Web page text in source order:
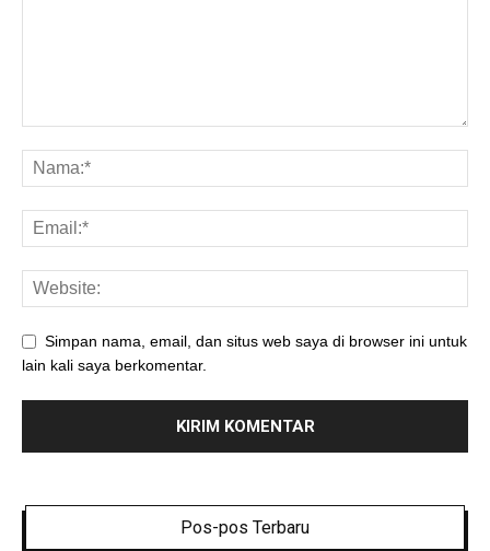
Simpan nama, email, dan situs web saya di browser ini untuk
lain kali saya berkomentar.
Pos-pos Terbaru